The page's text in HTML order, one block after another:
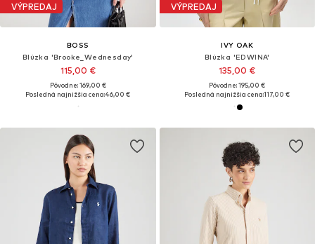
VÝPREDAJ
BOSS
Blúzka 'Brooke_Wednesday'
115,00 €
Pôvodne: 169,00 €
Posledná najnižšia cena:46,00 €
VÝPREDAJ
IVY OAK
Blúzka 'EDWINA'
135,00 €
Pôvodne: 195,00 €
Posledná najnižšia cena:117,00 €